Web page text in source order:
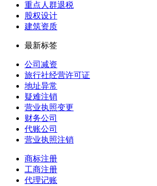
重点人群退税
股权设计
建筑资质
最新标签
公司减资
旅行社经营许可证
地址异常
疑难注销
营业执照变更
财务公司
代账公司
营业执照注销
商标注册
工商注册
代理记账